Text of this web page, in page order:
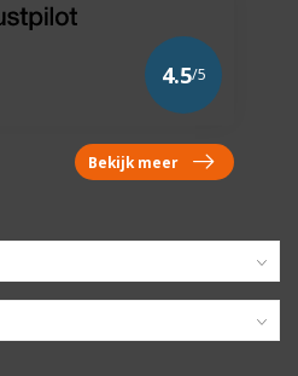
4.5/5
Bekijk meer